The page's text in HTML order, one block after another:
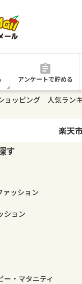
アンケートで貯める
ョッピング 人気ランキ
楽天
す
ァッション
ション
ー・マタニティ